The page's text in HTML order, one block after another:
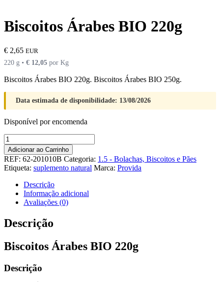
Biscoitos Árabes BIO 220g
€ 2,65 EUR
220 g • € 12,05 por Kg
Biscoitos Árabes BIO 220g. Biscoitos Árabes BIO 250g.
Data estimada de disponibilidade: 13/08/2026
Disponível por encomenda
Quantidade
de
Biscoitos
Árabes
BIO
220g
Adicionar ao Carrinho
REF: 62-201010B Categoria: 1.5 - Bolachas, Biscoitos e Pães
Etiqueta: suplemento natural Marca: Provida
Descrição
Informação adicional
Avaliações (0)
Descrição
Biscoitos Árabes BIO 220g
Descrição